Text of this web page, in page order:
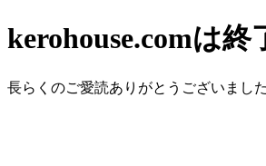
kerohouse.comは終
長らくのご愛読ありがとうございました